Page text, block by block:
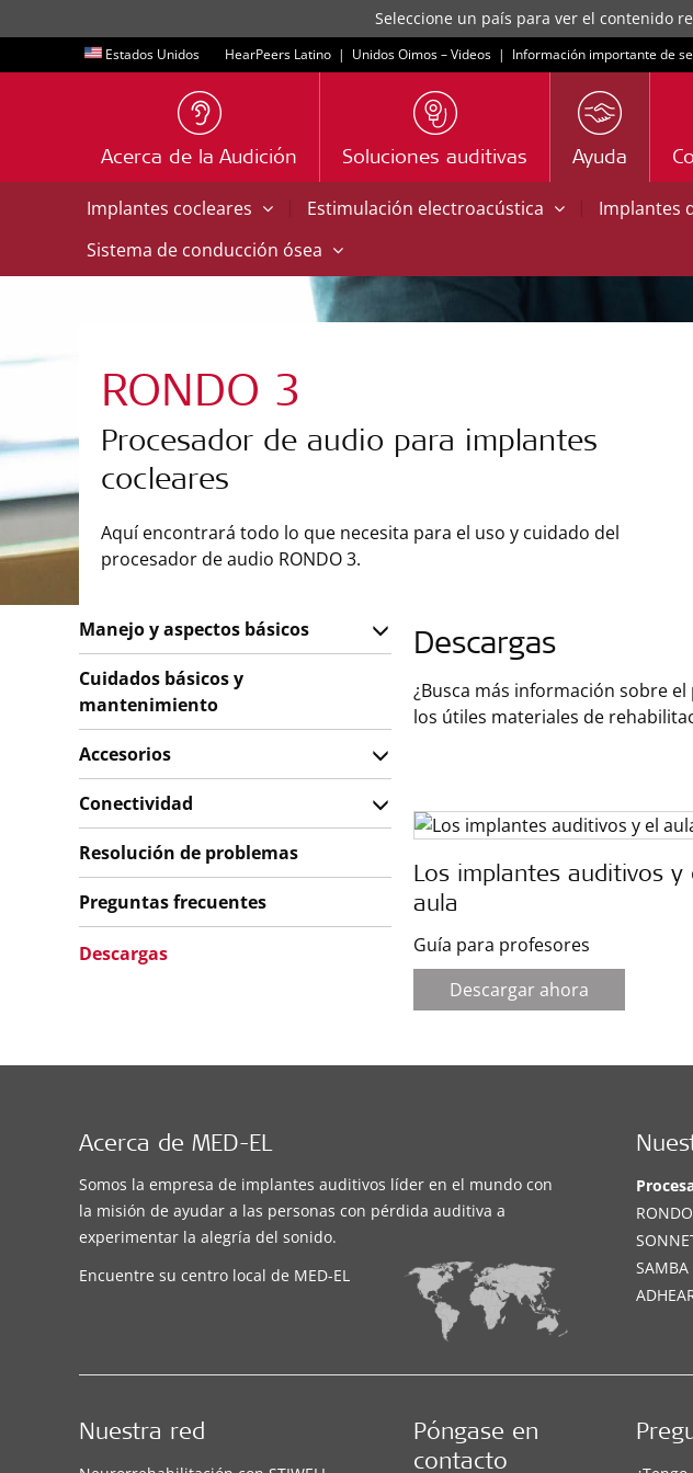
Seleccione un país para ver el contenido
Estados Unidos HearPeers Latino | Unidos Oimos – Videos | Información importante de
Acerca de la Audición Soluciones auditivas Ayuda
Implantes cocleares | Estimulación electroacústica | Implantes
Sistema de conducción ósea
RONDO 3
Procesador de audio para implantes
cocleares
Aquí encontrará todo lo que necesita para el uso y cuidado del
procesador de audio RONDO 3.
Descargas
¿Busca más información sobre
los útiles materiales de
Los implantes auditivos y
aula
Guía para profesores
Descargar ahora
Manejo y aspectos básicos
Cuidados básicos y
mantenimiento
Accesorios
Conectividad
Resolución de problemas
Preguntas frecuentes
Descargas
Acerca de MED-EL
Somos la empresa de implantes auditivos líder en el mundo con
la misión de ayudar a las personas con pérdida auditiva a
experimentar la alegría del sonido.
Encuentre su centro local de MED-EL
SAMBA
Nuestra red
Póngase en
contacto